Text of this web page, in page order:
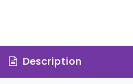
Description